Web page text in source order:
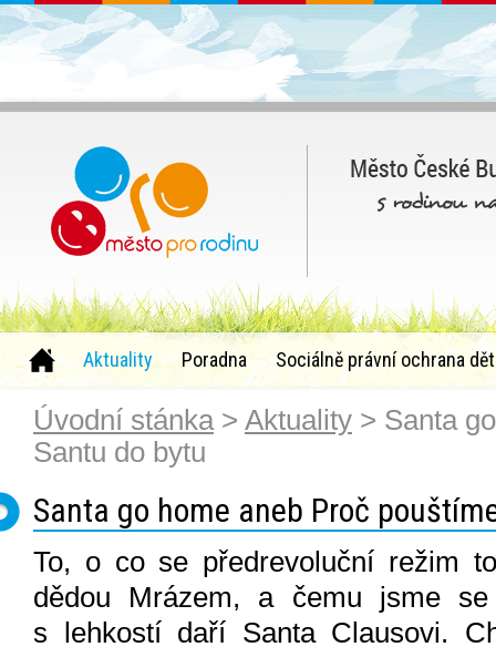
Aktuality Poradna Sociálně právní ochrana
Úvodní stánka> Aktuality > Santa
Santu do bytu
Santa go home aneb Proč
To, o co se předrevoluční režim
dědou Mrázem, a čemu jsme
s lehkostí daří Santa Clausovi.